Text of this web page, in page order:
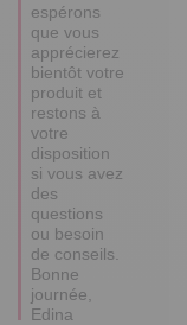
espérons
que vous
apprécierez
bientôt votre
produit et
restons à
votre
disposition
si vous avez
des
questions
ou besoin
de conseils.
Bonne
journée,
Edina